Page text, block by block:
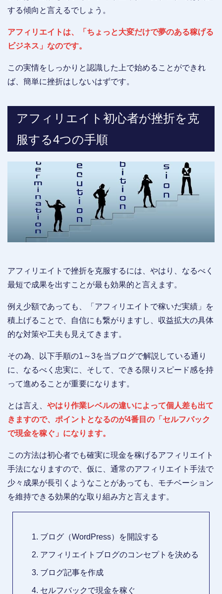
する傾向と言えるでしょう。
アフィリエイトは、「ちょっと大変だけで夢のある稼げる
ビジネス」なのです。
この実情をしっかりと認識した上で始めることができれ
ば、簡単に挫折はしないはずです。
アフィリエイト初心者が挫折を克
服する4つの手順
アフィリエイトで挫折を克服するには、やはり、なるべく
最短で成果を出すことが最も効果的と言えます。
例え少額であっても、「アフィリエイトで稼いだ実績」を
積上げることで、自信にも繋がりますし、収益拡大の具体
的な対策や工夫も見えてきます。
その為、以下手順の1～3を当ブログで解説している通り
に、なるべく忠実に、そして、できる限りスピード感を持
って進めることが重要になります。
とは言え、 やはり作業レベルの違いによって個人差も出て
きますので、ポイントとなるのが4番目の「セルフバック
で現金を稼ぐ」になります。
この方法は初心者でも確実に現金を稼げるアフィリエイト
手法になりますので、仮に、通常のアフィリエイト手法で
少々成果が長引くようなことがあっても、モチベーション
を維持できる効果的な取り組み方と言えます。
ブログ（WordPress）を開設する
アフィリエイトブログのコンセプトを決める
ブログ記事を作成
セルフバックで現金を稼ぐ